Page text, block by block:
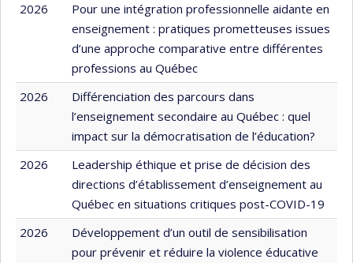
2026
Pour une intégration professionnelle aidante en
enseignement : pratiques prometteuses issues
d’une approche comparative entre différentes
professions au Québec
2026
Différenciation des parcours dans
l’enseignement secondaire au Québec : quel
impact sur la démocratisation de l’éducation?
2026
Leadership éthique et prise de décision des
directions d’établissement d’enseignement au
Québec en situations critiques post-COVID-19
2026
Développement d’un outil de sensibilisation
pour prévenir et réduire la violence éducative